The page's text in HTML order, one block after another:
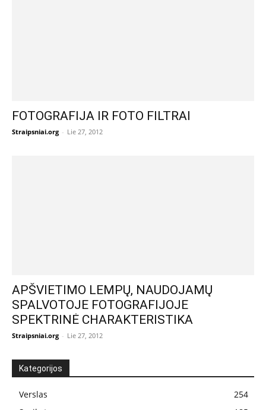
FOTOGRAFIJA IR FOTO FILTRAI
Straipsniai.org - Lie 27, 2012
APŠVIETIMO LEMPŲ, NAUDOJAMŲ
SPALVOTOJE FOTOGRAFIJOJE
SPEKTRINĖ CHARAKTERISTIKA
Straipsniai.org - Lie 27, 2012
Kategorijos
Verslas
254